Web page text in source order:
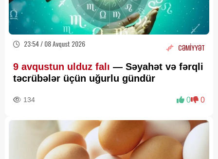
23:54 / 08 Avqust 2026 CƏMİYYƏT
9 avqustun ulduz falı — Səyahət və fərqli
təcrübələr üçün uğurlu gündür
134 0 0